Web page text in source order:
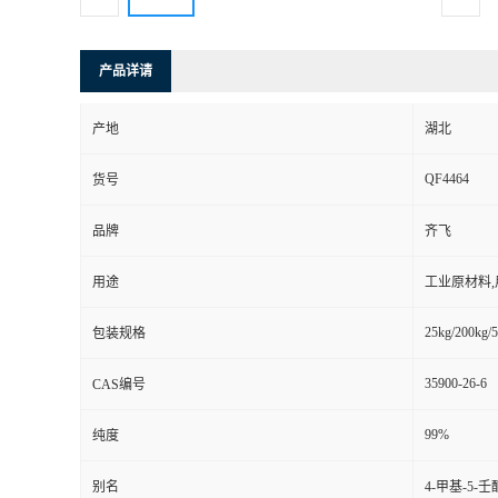
产品详请
产地 湖北
货号 QF4464
品牌 齐飞
用途 工业原材料
包装规格 25kg/200kg/
CAS编号 35900-26-6
纯度 99%
别名 4-甲基-5-壬